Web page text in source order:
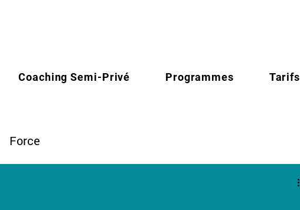
Coaching Semi-Privé Programmes Tarifs
Force